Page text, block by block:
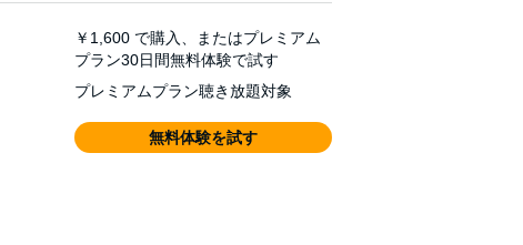
￥1,600 で購入、またはプレミアム
プラン30日間無料体験で試す
プレミアムプラン聴き放題対象
無料体験を試す